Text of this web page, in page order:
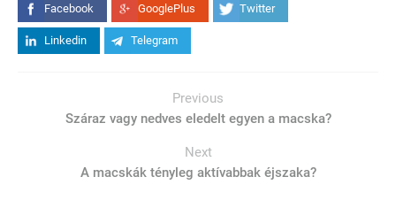
Facebook GooglePlus Twitter
Linkedin Telegram
Previous
Száraz vagy nedves eledelt egyen a macska?
Next
A macskák tényleg aktívabbak éjszaka?